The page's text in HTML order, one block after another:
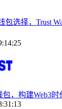
包选择，Trust
包，构建Web3